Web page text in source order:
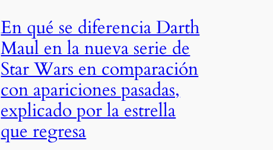
En qué se diferencia Darth
Maul en la nueva serie de
Star Wars en comparación
con apariciones pasadas,
explicado por la estrella
que regresa